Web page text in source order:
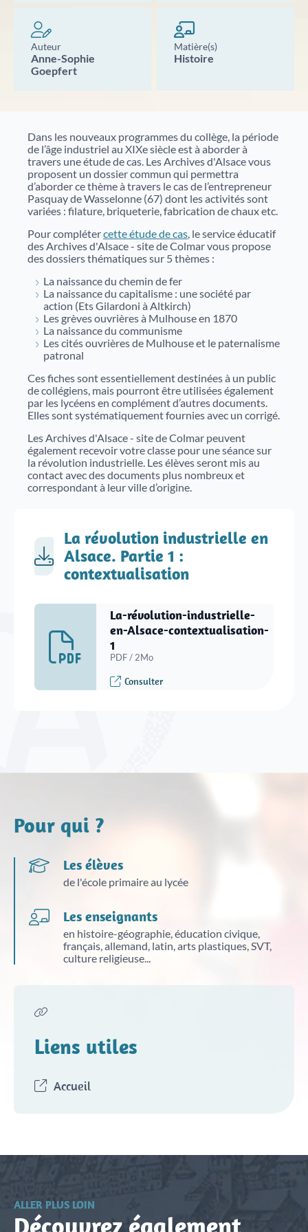
En savoir plus sur nos rencontres ouvertes à tous
autour de sujets historiques et sociétaux. Historiens,
spécialistes et public échangent dans un cadre convivial
Auteur
Anne-Sophie
Goepfert
Matière(s)
Histoire
Dans les nouveaux programmes du collège, la période
de l’âge industriel au XIXe siècle est à aborder à
travers une étude de cas. Les Archives d'Alsace vous
proposent un dossier commun qui permettra
d’aborder ce thème à travers le cas de l’entrepreneur
Pasquay de Wasselonne (67) dont les activités sont
variées : filature, briqueterie, fabrication de chaux etc.
Pour complétercette étude de cas , le service éducatif
des Archives d'Alsace - site de Colmar vous propose
des dossiers thématiques sur 5 thèmes :
La naissance du chemin de fer
La naissance du capitalisme : une société par
action (Ets Gilardoni à Altkirch)
Les grèves ouvrières à Mulhouse en 1870
La naissance du communisme
Les cités ouvrières de Mulhouse et le paternalisme
patronal
Ces fiches sont essentiellement destinées à un public
de collégiens, mais pourront être utilisées également
par les lycéens en complément d’autres documents.
Elles sont systématiquement fournies avec un corrigé.
Les Archives d'Alsace - site de Colmar peuvent
également recevoir votre classe pour une séance sur
la révolution industrielle. Les élèves seront mis au
contact avec des documents plus nombreux et
correspondant à leur ville d’origine.
La révolution industrielle en
Alsace. Partie 1 :
contextualisation
La-révolution-industrielle-
en-Alsace-contextualisation-
1
PDF / 2Mo
Consulter
Pour qui ?
Les élèves
de l'école primaire au lycée
Les enseignants
en histoire-géographie, éducation civique,
français, allemand, latin, arts plastiques, SVT,
culture religieuse...
Liens utiles
Accueil
ALLER PLUS LOIN
Découvrez également
Afin de vous aider dans vos recherches historiques,
administratives ou généalogiques, nous vous
proposons des fiches d'aide portant sur des
thématiques variées.
Affaires de nationalité et émigration
Evénements historiques, conflits et soldats
Justice Sites et bâtiments
Cadastre, enregistrement et notariat
Métiers et fonctions Culture et loisirs